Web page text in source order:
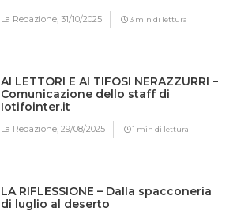
La Redazione,31/10/2025 3 min di lettura
AI LETTORI E AI TIFOSI NERAZZURRI –
Comunicazione dello staff di
Iotifointer.it
La Redazione,29/08/2025 1 min di lettura
LA RIFLESSIONE – Dalla spacconeria
di luglio al deserto